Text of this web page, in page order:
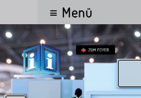
≡ Menü